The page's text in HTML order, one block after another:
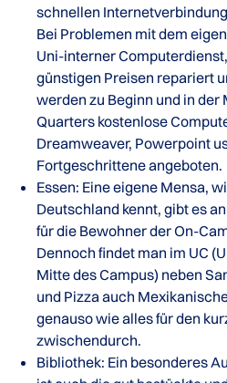
schnellen
Bei Problemen mit dem
Uni-interner
günstigen Preisen repariert
werden zu Beginn und in der
Quarters kostenlose
Dreamweaver, Powerpoint
Fortgeschrittene angeboten.
Essen: Eine eigene Mensa,
Deutschland kennt, gibt es
für die Bewohner der On-
Dennoch findet man im UC
Mitte des Campus) neben
und Pizza auch
genauso wie alles für den
zwischendurch.
Bibliothek: Ein besonderes